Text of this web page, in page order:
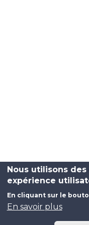
Nous utilisons
expérience
En cliquant sur le
En savoir plus